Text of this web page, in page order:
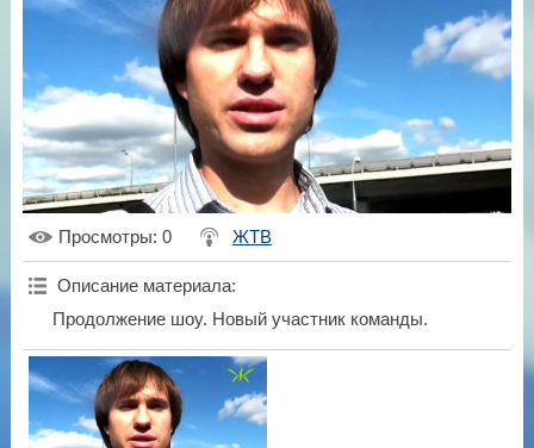
Просмотры: 0 ЖТВ
Описание материала:
Продолжение шоу. Новый участник команды.